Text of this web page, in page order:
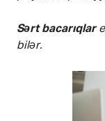
Sərt bacarıqlar
bilər.